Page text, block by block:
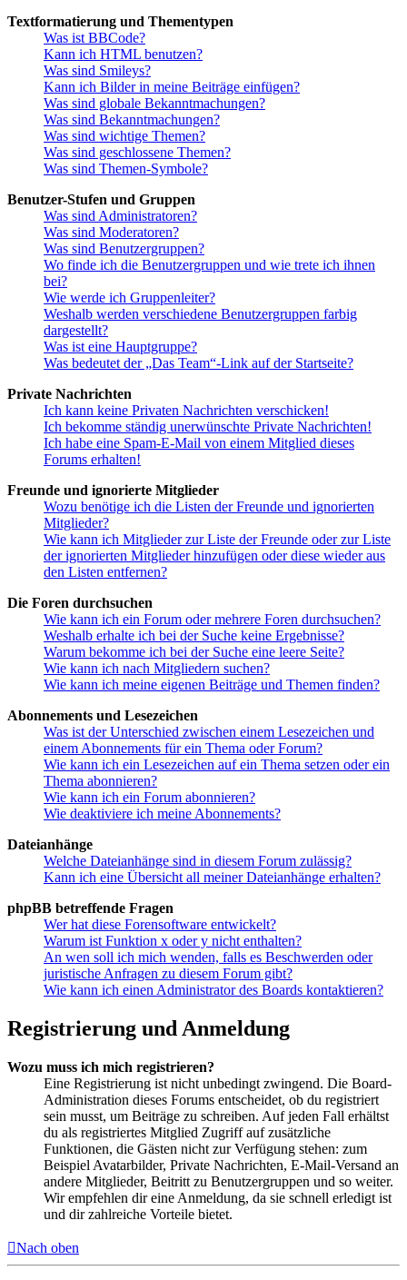
Textformatierung und Thementypen
Was ist BBCode?
Kann ich HTML benutzen?
Was sind Smileys?
Kann ich Bilder in meine Beiträge einfügen?
Was sind globale Bekanntmachungen?
Was sind Bekanntmachungen?
Was sind wichtige Themen?
Was sind geschlossene Themen?
Was sind Themen-Symbole?
Benutzer-Stufen und Gruppen
Was sind Administratoren?
Was sind Moderatoren?
Was sind Benutzergruppen?
Wo finde ich die Benutzergruppen und wie trete ich ihnen
bei?
Wie werde ich Gruppenleiter?
Weshalb werden verschiedene Benutzergruppen farbig
dargestellt?
Was ist eine Hauptgruppe?
Was bedeutet der „Das Team“-Link auf der Startseite?
Private Nachrichten
Ich kann keine Privaten Nachrichten verschicken!
Ich bekomme ständig unerwünschte Private Nachrichten!
Ich habe eine Spam-E-Mail von einem Mitglied dieses
Forums erhalten!
Freunde und ignorierte Mitglieder
Wozu benötige ich die Listen der Freunde und ignorierten
Mitglieder?
Wie kann ich Mitglieder zur Liste der Freunde oder zur Liste
der ignorierten Mitglieder hinzufügen oder diese wieder aus
den Listen entfernen?
Die Foren durchsuchen
Wie kann ich ein Forum oder mehrere Foren durchsuchen?
Weshalb erhalte ich bei der Suche keine Ergebnisse?
Warum bekomme ich bei der Suche eine leere Seite?
Wie kann ich nach Mitgliedern suchen?
Wie kann ich meine eigenen Beiträge und Themen finden?
Abonnements und Lesezeichen
Was ist der Unterschied zwischen einem Lesezeichen und
einem Abonnements für ein Thema oder Forum?
Wie kann ich ein Lesezeichen auf ein Thema setzen oder ein
Thema abonnieren?
Wie kann ich ein Forum abonnieren?
Wie deaktiviere ich meine Abonnements?
Dateianhänge
Welche Dateianhänge sind in diesem Forum zulässig?
Kann ich eine Übersicht all meiner Dateianhänge erhalten?
phpBB betreffende Fragen
Wer hat diese Forensoftware entwickelt?
Warum ist Funktion x oder y nicht enthalten?
An wen soll ich mich wenden, falls es Beschwerden oder
juristische Anfragen zu diesem Forum gibt?
Wie kann ich einen Administrator des Boards kontaktieren?
Registrierung und Anmeldung
Wozu muss ich mich registrieren?
Eine Registrierung ist nicht unbedingt zwingend. Die Board-
Administration dieses Forums entscheidet, ob du registriert
sein musst, um Beiträge zu schreiben. Auf jeden Fall erhältst
du als registriertes Mitglied Zugriff auf zusätzliche
Funktionen, die Gästen nicht zur Verfügung stehen: zum
Beispiel Avatarbilder, Private Nachrichten, E-Mail-Versand an
andere Mitglieder, Beitritt zu Benutzergruppen und so weiter.
Wir empfehlen dir eine Anmeldung, da sie schnell erledigt ist
und dir zahlreiche Vorteile bietet.
Nach oben